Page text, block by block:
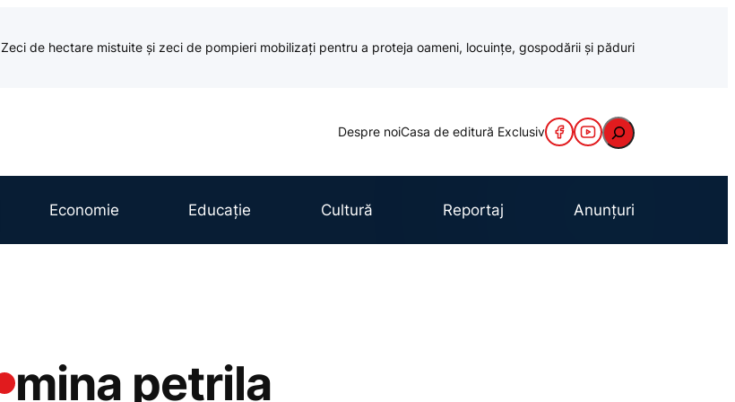
Zeci de hectare mistuite și zeci de pompieri mobilizați pentru a proteja oameni, locuințe, gospodării și păduri
Despre noiCasa de editură Exclusiv Caută
Economie Educație Cultură Reportaj Anunțuri
mina petrila